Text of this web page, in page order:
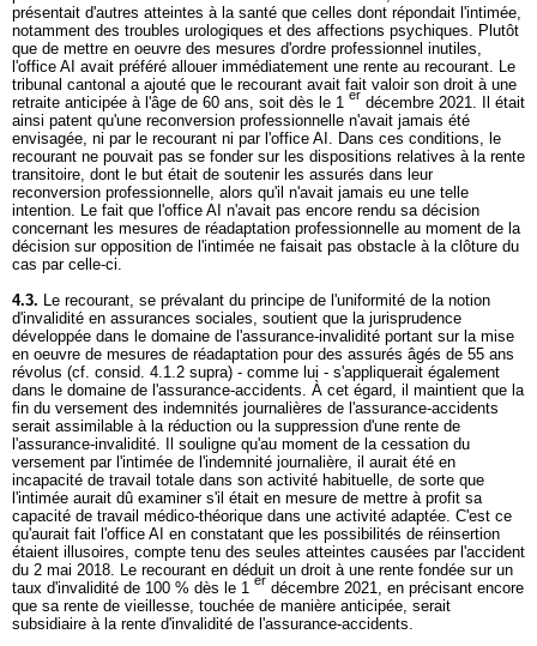
présentait d'autres atteintes à la santé que celles dont répondait l'intimée,
notamment des troubles urologiques et des affections psychiques. Plutôt
que de mettre en oeuvre des mesures d'ordre professionnel inutiles,
l'office AI avait préféré allouer immédiatement une rente au recourant. Le
tribunal cantonal a ajouté que le recourant avait fait valoir son droit à une
retraite anticipée à l'âge de 60 ans, soit dès le 1 er décembre 2021. Il était
ainsi patent qu'une reconversion professionnelle n'avait jamais été
envisagée, ni par le recourant ni par l'office AI. Dans ces conditions, le
recourant ne pouvait pas se fonder sur les dispositions relatives à la rente
transitoire, dont le but était de soutenir les assurés dans leur
reconversion professionnelle, alors qu'il n'avait jamais eu une telle
intention. Le fait que l'office AI n'avait pas encore rendu sa décision
concernant les mesures de réadaptation professionnelle au moment de la
décision sur opposition de l'intimée ne faisait pas obstacle à la clôture du
cas par celle-ci.
4.3. Le recourant, se prévalant du principe de l'uniformité de la notion
d'invalidité en assurances sociales, soutient que la jurisprudence
développée dans le domaine de l'assurance-invalidité portant sur la mise
en oeuvre de mesures de réadaptation pour des assurés âgés de 55 ans
révolus (cf. consid. 4.1.2 supra) - comme lui - s'appliquerait également
dans le domaine de l'assurance-accidents. À cet égard, il maintient que la
fin du versement des indemnités journalières de l'assurance-accidents
serait assimilable à la réduction ou la suppression d'une rente de
l'assurance-invalidité. Il souligne qu'au moment de la cessation du
versement par l'intimée de l'indemnité journalière, il aurait été en
incapacité de travail totale dans son activité habituelle, de sorte que
l'intimée aurait dû examiner s'il était en mesure de mettre à profit sa
capacité de travail médico-théorique dans une activité adaptée. C'est ce
qu'aurait fait l'office AI en constatant que les possibilités de réinsertion
étaient illusoires, compte tenu des seules atteintes causées par l'accident
du 2 mai 2018. Le recourant en déduit un droit à une rente fondée sur un
taux d'invalidité de 100 % dès le 1 er décembre 2021, en précisant encore
que sa rente de vieillesse, touchée de manière anticipée, serait
subsidiaire à la rente d'invalidité de l'assurance-accidents.